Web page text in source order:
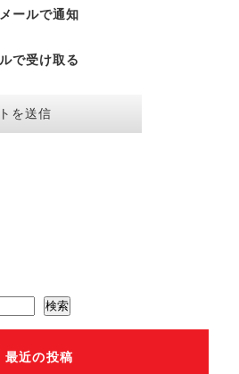
ールで通知
で受け取る
検索
最近の投稿